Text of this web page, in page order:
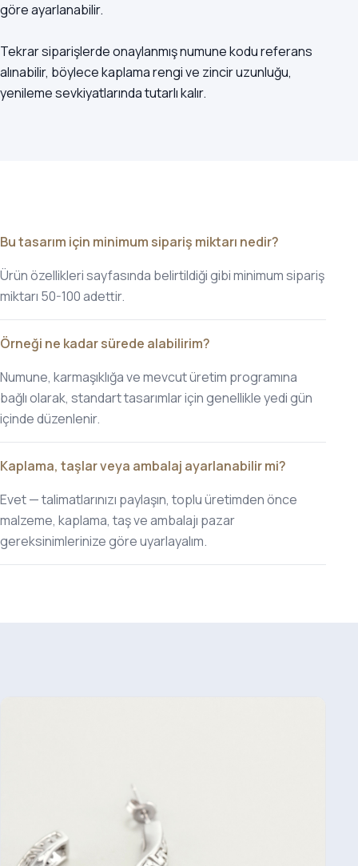
göre ayarlanabilir.
Tekrar siparişlerde onaylanmış numune kodu referans
alınabilir, böylece kaplama rengi ve zincir uzunluğu,
yenileme sevkiyatlarında tutarlı kalır.
Bu tasarım için minimum sipariş miktarı nedir?
Ürün özellikleri sayfasında belirtildiği gibi minimum sipariş
miktarı 50-100 adettir.
Örneği ne kadar sürede alabilirim?
Numune, karmaşıklığa ve mevcut üretim programına
bağlı olarak, standart tasarımlar için genellikle yedi gün
içinde düzenlenir.
Kaplama, taşlar veya ambalaj ayarlanabilir mi?
Evet — talimatlarınızı paylaşın, toplu üretimden önce
malzeme, kaplama, taş ve ambalajı pazar
gereksinimlerinize göre uyarlayalım.